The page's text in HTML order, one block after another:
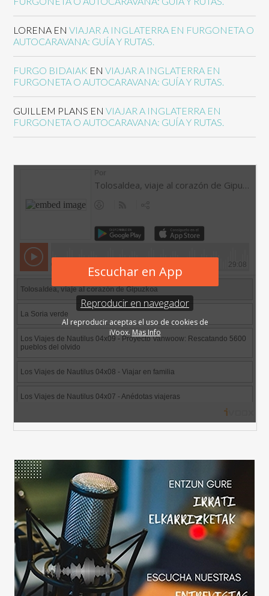
LORENA ENVIAJAR A INGLATERRA EN FURGONETA O
AUTOCARAVANA: GUÍA Y RUTAS.
FURGO BIDAIAK ENVIAJAR A INGLATERRA EN
FURGONETA O AUTOCARAVANA: GUÍA Y RUTAS.
GUILLEM PLANS ENVIAJAR A INGLATERRA EN
FURGONETA O AUTOCARAVANA: GUÍA Y RUTAS.